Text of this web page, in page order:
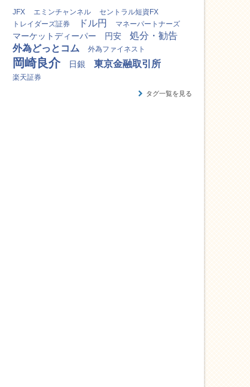
JFX エミンチャンネル
セントラル短資FX
トレイダーズ証券
ドル円 マネーパートナーズ
マーケットディーパー 円安
処分・勧告
外為どっとコム
外為ファイネスト
岡崎良介 日銀 東京金融取引所
楽天証券
タグ一覧を見る